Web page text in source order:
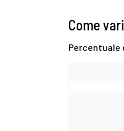
Come
Percentuale